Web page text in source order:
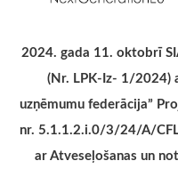
2024. gada 11. oktobrī
(Nr. LPK-Iz- 1/2024)
uzņēmumu federācija”
nr. 5.1.1.2.i.0/3/24/A/
ar Atveseļošanas un